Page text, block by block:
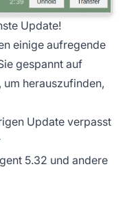
Update!
einige aufregende
gespannt auf
herauszufinden,
Update verpasst
5.32 und andere